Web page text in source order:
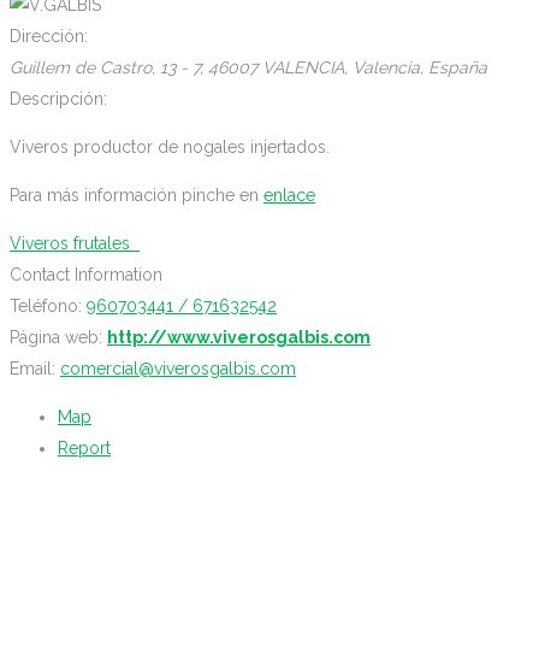
Dirección:
Guillem de Castro, 13 - 7, 46007 VALENCIA, Valencia, España
Descripción:
Viveros productor de nogales injertados.
Para más información pinche en enlace
Viveros frutales
Contact Information
Teléfono: 960703441 / 671632542
Página web: http://www.viverosgalbis.com
Email: comercial@viverosgalbis.com
Map
Report